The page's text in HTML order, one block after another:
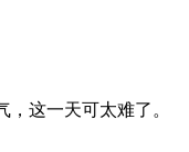
这一天可太难了。